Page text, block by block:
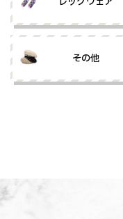
その他